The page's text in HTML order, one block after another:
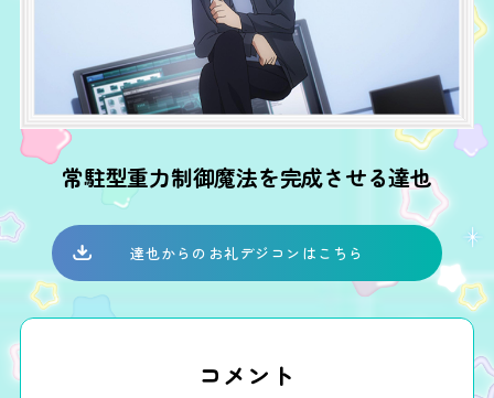
常駐型重力制御魔法を完成させる達也
達也からのお礼デジコンはこちら
コメント